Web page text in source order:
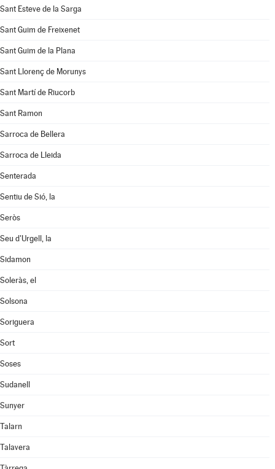
Sant Esteve de la Sarga
Sant Guim de Freixenet
Sant Guim de la Plana
Sant Llorenç de Morunys
Sant Martí de Riucorb
Sant Ramon
Sarroca de Bellera
Sarroca de Lleida
Senterada
Sentiu de Sió, la
Seròs
Seu d'Urgell, la
Sidamon
Soleràs, el
Solsona
Soriguera
Sort
Soses
Sudanell
Sunyer
Talarn
Talavera